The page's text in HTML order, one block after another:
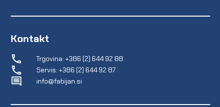
Kontakt
Trgovina: +386 (2) 644 92 88
Servis: +386 (2) 644 92 87
info@fabijan.si